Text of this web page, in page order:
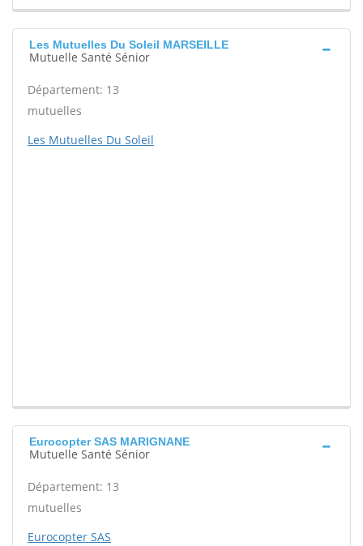
Les Mutuelles Du Soleil MARSEILLE
Mutuelle Santé Sénior
Département: 13
mutuelles
Les Mutuelles Du Soleil
Eurocopter SAS MARIGNANE
Mutuelle Santé Sénior
Département: 13
mutuelles
Eurocopter SAS